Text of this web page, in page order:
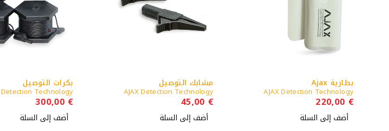
AJAX Detection Technology
220,00
أضف إلى السلة
مشابك التوصيل
AJAX Detection Technology
45,00
أضف إلى السلة
بكرات التوصيل
AJAX Detection Technology
300,00
أضف إلى السلة